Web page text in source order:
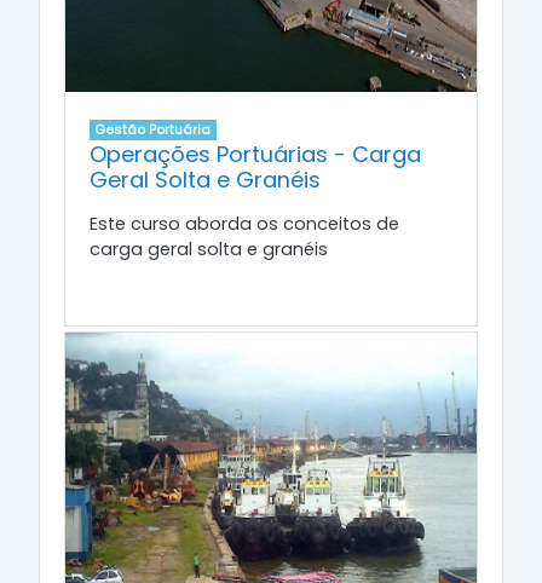
Gestão Portuária
Operações Portuárias - Carga
Geral Solta e Granéis
Este curso aborda os conceitos de
carga geral solta e granéis